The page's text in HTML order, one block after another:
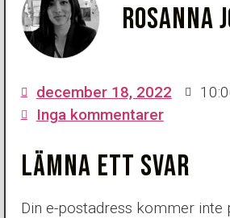
ROSANNA
december 18, 2022
Inga kommentarer
LÄMNA ETT SVAR
Din e-postadress kommer inte